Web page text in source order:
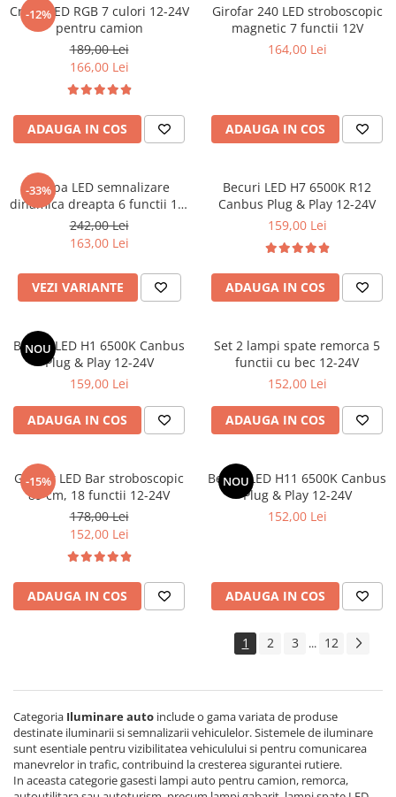
-12%
Cruce LED RGB 7 culori 12-24V
pentru camion
189,00 Lei
166,00 Lei
ADAUGA IN COS
Girofar 240 LED stroboscopic
magnetic 7 functii 12V
164,00 Lei
ADAUGA IN COS
-33%
Lampa LED semnalizare
dinamica dreapta 6 functii 12-
24V
242,00 Lei
163,00 Lei
VEZI VARIANTE
Becuri LED H7 6500K R12
Canbus Plug & Play 12-24V
159,00 Lei
ADAUGA IN COS
NOU
Becuri LED H1 6500K Canbus
Plug & Play 12-24V
159,00 Lei
ADAUGA IN COS
Set 2 lampi spate remorca 5
functii cu bec 12-24V
152,00 Lei
ADAUGA IN COS
-15%
Girofar LED Bar stroboscopic
89 cm, 18 functii 12-24V
178,00 Lei
152,00 Lei
ADAUGA IN COS
NOU
Becuri LED H11 6500K Canbus
Plug & Play 12-24V
152,00 Lei
ADAUGA IN COS
1 2 3 ... 12
Categoria Iluminare auto include o gama variata de produse
destinate iluminarii si semnalizarii vehiculelor. Sistemele de iluminare
sunt esentiale pentru vizibilitatea vehiculului si pentru comunicarea
manevrelor in trafic, contribuind la cresterea sigurantei rutiere.
In aceasta categorie gasesti lampi auto pentru camion, remorca,